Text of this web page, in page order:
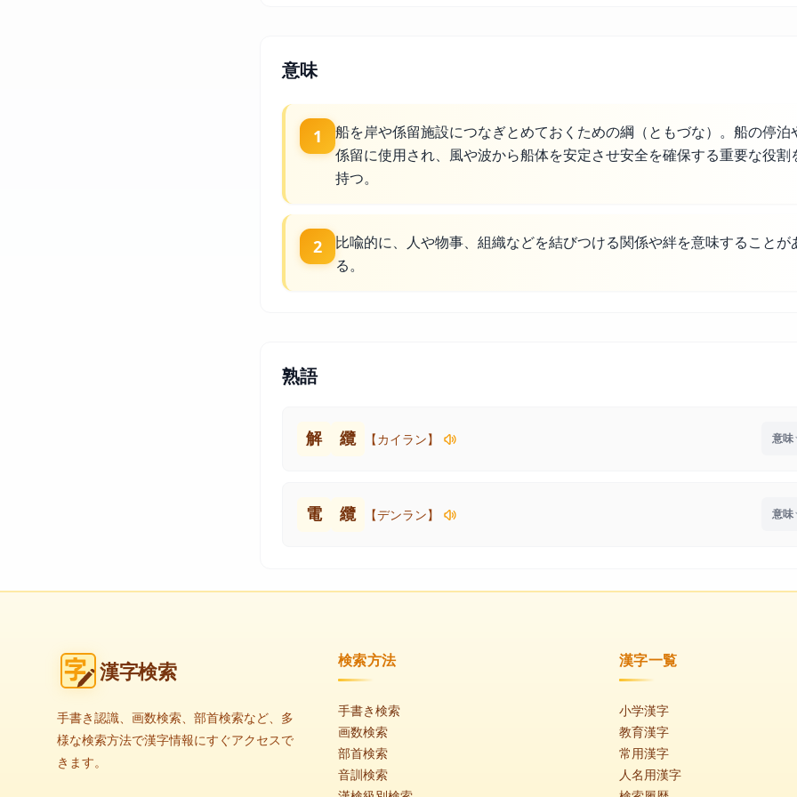
意味
1
船を岸や係留施設につなぎとめておくための綱（ともづな）。船の停泊
係留に使用され、風や波から船体を安定させ安全を確保する重要な役割
持つ。
2
比喩的に、人や物事、組織などを結びつける関係や絆を意味することが
る。
熟語
解 纜 【カイラン】
電 纜 【デンラン】
漢字検索
手書き認識、画数検索、部首検索など、多
様な検索方法で漢字情報にすぐアクセスで
きます。
検索方法
手書き検索
画数検索
部首検索
音訓検索
漢字一覧
小学漢字
教育漢字
常用漢字
人名用漢字